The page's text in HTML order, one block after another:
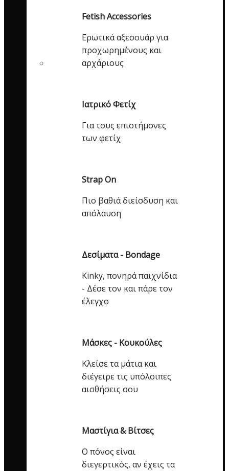
Fetish Accessories
Ερωτικά αξεσουάρ για
προχωρημένους και
αρχάριους
Ιατρικό Φετίχ
Για τους επιστήμονες
των φετίχ
Strap On
Πιο βαθιά διείσδυση και
απόλαυση
Δεσίματα - Bondage
Kinky, πονηρά παιχνίδια
- Δέσε τον και πάρε τον
έλεγχο
Μάσκες - Κουκούλες
Κλείσε τα μάτια και
διέγειρε τις υπόλοιπες
αισθήσεις σου
Μαστίγια & Βίτσες
Ο πόνος είναι
διεγερτικός, αν έχεις τα